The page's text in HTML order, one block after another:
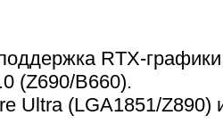
RTX-
(Z690/B660).
Ultra (LGA1851/